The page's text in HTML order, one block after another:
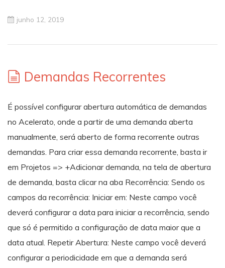
junho 12, 2019
Demandas Recorrentes
É possível configurar abertura automática de demandas
no Acelerato, onde a partir de uma demanda aberta
manualmente, será aberto de forma recorrente outras
demandas. Para criar essa demanda recorrente, basta ir
em Projetos => +Adicionar demanda, na tela de abertura
de demanda, basta clicar na aba Recorrência: Sendo os
campos da recorrência: Iniciar em: Neste campo você
deverá configurar a data para iniciar a recorrência, sendo
que só é permitido a configuração de data maior que a
data atual. Repetir Abertura: Neste campo você deverá
configurar a periodicidade em que a demanda será